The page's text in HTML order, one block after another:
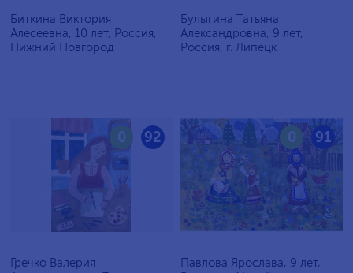
Биткина Виктория
Алесеевна, 10 лет, Россия,
Нижний Новгород
Булыгина Татьяна
Александровна, 9 лет,
Россия, г. Липецк
92
0
Гречко Валерия
91
0
Павлова Ярослава, 9 лет,